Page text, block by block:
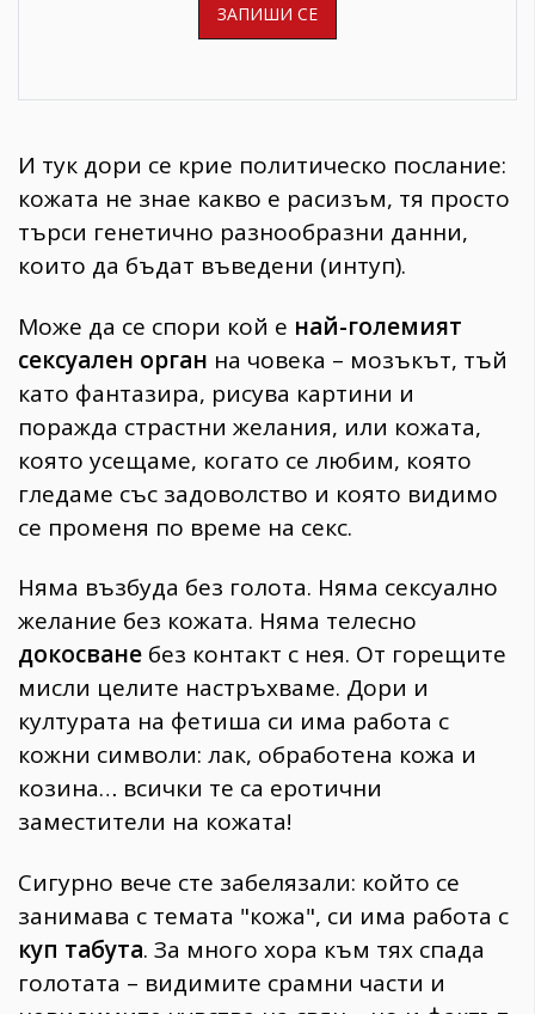
И тук дори се крие политическо послание:
кожата не знае какво е расизъм, тя просто
търси генетично разнообразни данни,
които да бъдат въведени (интуп).
Може да се спори кой е най-големият
сексуален орган на човека – мозъкът, тъй
като фантазира, рисува картини и
поражда страстни желания, или кожата,
която усещаме, когато се любим, която
гледаме със задоволство и която видимо
се променя по време на секс.
Няма възбуда без голота. Няма сексуално
желание без кожата. Няма телесно
докосване без контакт с нея. От горещите
мисли целите настръхваме. Дори и
културата на фетиша си има работа с
кожни символи: лак, обработена кожа и
козина… всички те са еротични
заместители на кожата!
Сигурно вече сте забелязали: който се
занимава с темата "кожа", си има работа с
куп табута. За много хора към тях спада
голотата – видимите срамни части и